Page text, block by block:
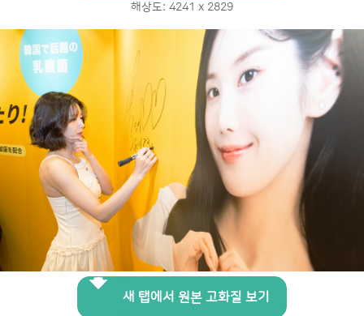
해상도: 4241 x 2829
새 탭에서 원본 고화질 보기